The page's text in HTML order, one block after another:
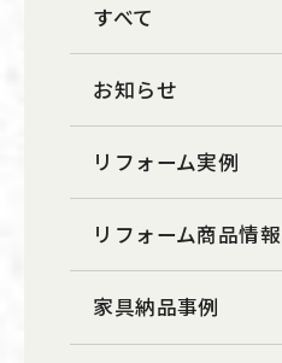
すべて
お知らせ
リフォーム実例
リフォーム商品情報
家具納品事例